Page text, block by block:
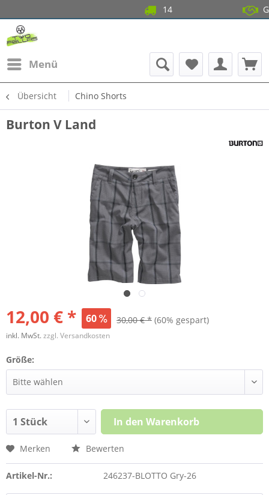
14 Tage Gratis
Menü
Übersicht Chino Shorts
Burton V Land
12,00 € * 60 30,00 € * (60% gespart)
inkl. MwSt.zzgl. Versandkosten
Größe:
In den Warenkorb
Merken Bewerten
Artikel-Nr.: 246237-BLOTTO Gry-26